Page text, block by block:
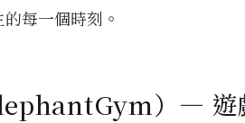
每一個時刻。
）— 遊